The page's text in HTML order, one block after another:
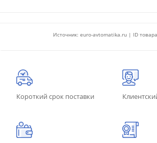
Источник: euro-avtomatika.ru | ID
Короткий срок поставки